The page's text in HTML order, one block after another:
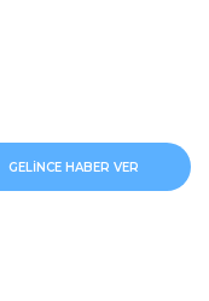
GELİNCE HABER VER